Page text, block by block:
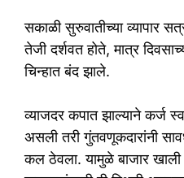
सकाळी सुरुवातीच्या व्यापार
तेजी दर्शवत होते, मात्र
चिन्हात बंद झाले.
व्याजदर कपात झाल्याने कर्ज
असली तरी गुंतवणूकदारांनी
कल ठेवला. यामुळे बाजार